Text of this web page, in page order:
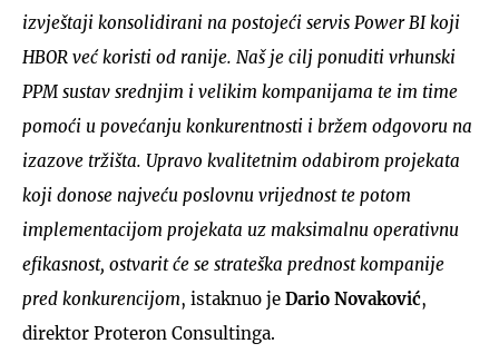
izvještaji konsolidirani na postojeći servis Power BI koji
HBOR već koristi od ranije. Naš je cilj ponuditi vrhunski
PPM sustav srednjim i velikim kompanijama te im time
pomoći u povećanju konkurentnosti i bržem odgovoru na
izazove tržišta. Upravo kvalitetnim odabirom projekata
koji donose najveću poslovnu vrijednost te potom
implementacijom projekata uz maksimalnu operativnu
efikasnost, ostvarit će se strateška prednost kompanije
pred konkurencijom, istaknuo je Dario Novaković,
direktor Proteron Consultinga.